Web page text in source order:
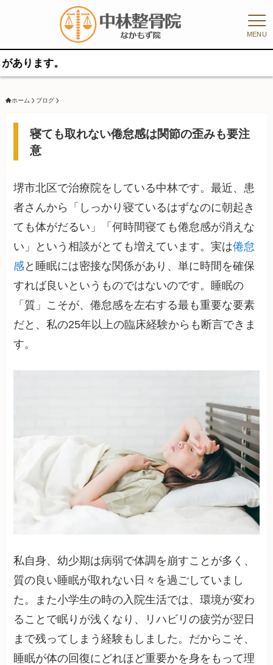
MENU
ホーム ブログ
寝ても取れない倦怠感は関節の歪みも要注
意
堺市北区で治療院をしている中林です。最近、患
者さんから「しっかり寝ているはずなのに朝起き
ても体がだるい」「何時間寝ても倦怠感が消えな
い」という相談がとても増えています。実は倦怠
感と睡眠には密接な関係があり、単に時間を確保
すれば良いというものではないのです。睡眠の
「質」こそが、倦怠感を左右する最も重要な要素
だと、私の25年以上の臨床経験からも断言できま
す。
私自身、幼少期は病弱で体調を崩すことが多く、
質の良い睡眠が取れない日々を過ごしていまし
た。また小学生の時の入院生活では、環境が変わ
ることで眠りが浅くなり、リハビリの疲労が翌日
まで残ってしまう経験もしました。だからこそ、
睡眠が体の回復にどれほど重要かを身をもって理